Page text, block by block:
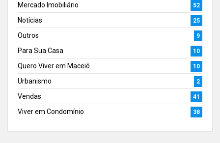
Mercado Imobiliário 52
Notícias 25
Outros 9
Para Sua Casa 10
Quero Viver em Maceió 10
Urbanismo 2
Vendas 41
Viver em Condomínio 38